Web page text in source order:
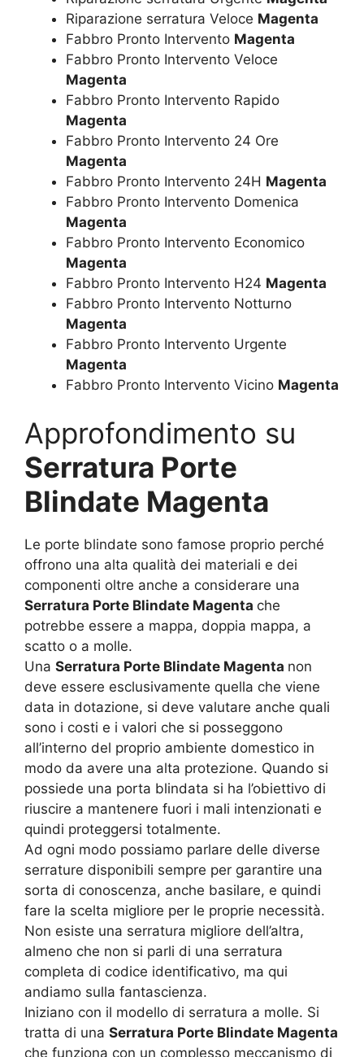
Riparazione serratura Veloce Magenta
Fabbro Pronto Intervento Magenta
Fabbro Pronto Intervento Veloce
Magenta
Fabbro Pronto Intervento Rapido
Magenta
Fabbro Pronto Intervento 24 Ore
Magenta
Fabbro Pronto Intervento 24H Magenta
Fabbro Pronto Intervento Domenica
Magenta
Fabbro Pronto Intervento Economico
Magenta
Fabbro Pronto Intervento H24 Magenta
Fabbro Pronto Intervento Notturno
Magenta
Fabbro Pronto Intervento Urgente
Magenta
Fabbro Pronto Intervento Vicino Magenta
Approfondimento su
Serratura Porte
Blindate Magenta
Le porte blindate sono famose proprio perché
offrono una alta qualità dei materiali e dei
componenti oltre anche a considerare una
Serratura Porte Blindate Magenta che
potrebbe essere a mappa, doppia mappa, a
scatto o a molle.
Una Serratura Porte Blindate Magenta non
deve essere esclusivamente quella che viene
data in dotazione, si deve valutare anche quali
sono i costi e i valori che si posseggono
all’interno del proprio ambiente domestico in
modo da avere una alta protezione. Quando si
possiede una porta blindata si ha l’obiettivo di
riuscire a mantenere fuori i mali intenzionati e
quindi proteggersi totalmente.
Ad ogni modo possiamo parlare delle diverse
serrature disponibili sempre per garantire una
sorta di conoscenza, anche basilare, e quindi
fare la scelta migliore per le proprie necessità.
Non esiste una serratura migliore dell’altra,
almeno che non si parli di una serratura
completa di codice identificativo, ma qui
andiamo sulla fantascienza.
Iniziano con il modello di serratura a molle. Si
tratta di una Serratura Porte Blindate Magenta
che funziona con un complesso meccanismo di